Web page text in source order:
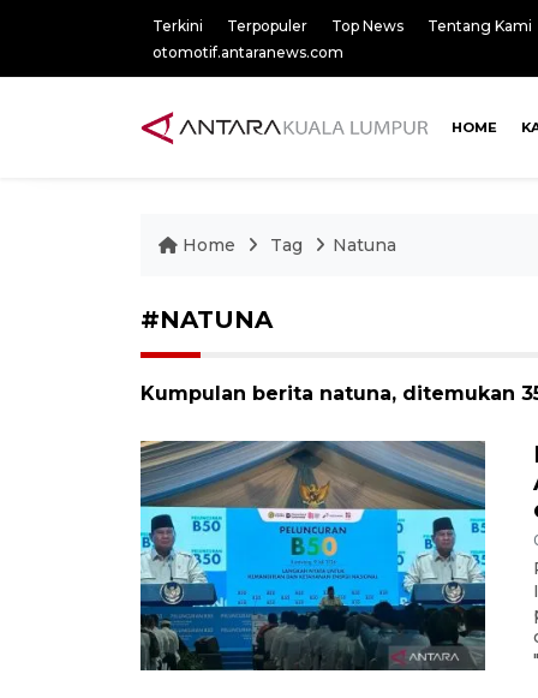
Terkini Terpopuler Top News
Tentang Kami
otomotif.antaranews.com
HOME
Home Tag Natuna
#NATUNA
Kumpulan berita natuna, ditemukan